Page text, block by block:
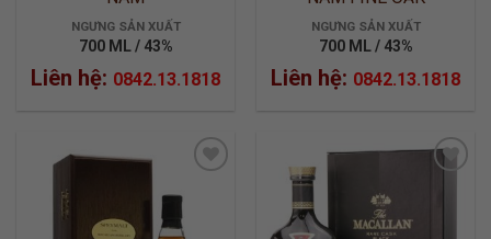
NGƯNG SẢN XUẤT
700 ML / 43%
Liên hệ: 0842.13.1818
NGƯNG SẢN XUẤT
700 ML / 43%
Liên hệ: 0842.13.1818
ADD TO
ADD TO